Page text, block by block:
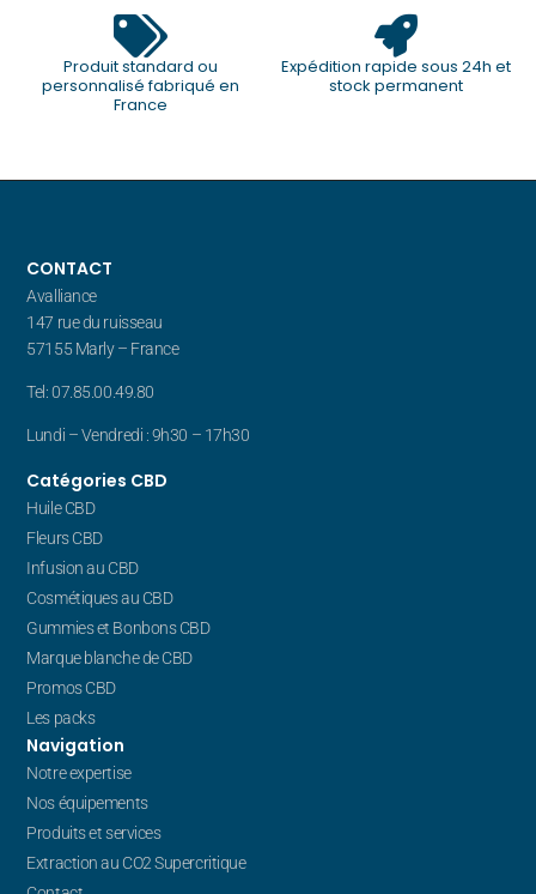
Produit standard ou
personnalisé fabriqué en
France
Expédition rapide sous 24h et
stock permanent
CONTACT
Avalliance
147 rue du ruisseau
57155 Marly – France
Tel: 07.85.00.49.80
Lundi – Vendredi : 9h30 – 17h30
Catégories CBD
Huile CBD
Fleurs CBD
Infusion au CBD
Cosmétiques au CBD
Gummies et Bonbons CBD
Marque blanche de CBD
Promos CBD
Les packs
Navigation
Notre expertise
Nos équipements
Produits et services
Extraction au CO2 Supercritique